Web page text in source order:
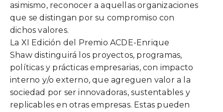
asimismo, reconocer a aquellas organizaciones
que se distingan por su compromiso con
dichos valores.
La XI Edición del Premio ACDE-Enrique
Shaw distinguirá los proyectos, programas,
políticas y prácticas empresarias, con impacto
interno y/o externo, que agreguen valor a la
sociedad por ser innovadoras, sustentables y
replicables en otras empresas. Estas pueden